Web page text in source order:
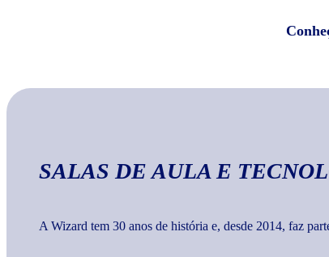
SALAS DE AULA E
A Wizard tem 30 anos de história e, desde 2014, faz